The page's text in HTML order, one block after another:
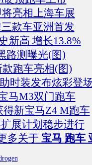
亮相上海车展
款车亚洲首发
新高 增长13.8%
路测曝光(图)
跑车亮相(图)
时装发布炫彩登
马M3双门跑车
得新宝马Z4 M跑车
展计划稳步进行
多关于 宝马 跑车